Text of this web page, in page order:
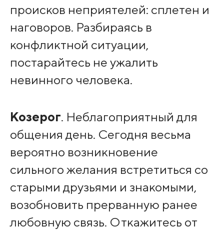
происков неприятелей: сплетен и
наговоров. Разбираясь в
конфликтной ситуации,
постарайтесь не ужалить
невинного человека.
Козерог. Неблагоприятный для
общения день. Сегодня весьма
вероятно возникновение
сильного желания встретиться со
старыми друзьями и знакомыми,
возобновить прерванную ранее
любовную связь. Откажитесь от